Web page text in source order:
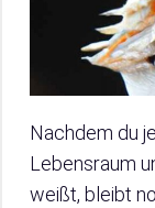
Nachdem du
Lebensraum
weißt, bleibt